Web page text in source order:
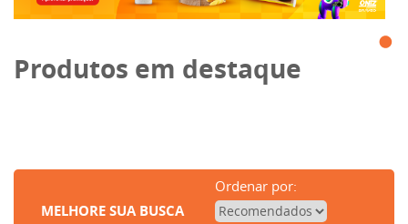
Produtos em destaque
MELHORE SUA BUSCA
Ordenar por: